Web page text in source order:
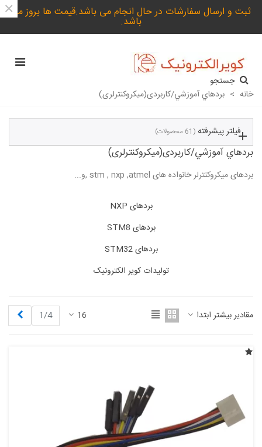
ثبت و ارسال سفارشات در حال انجام می باشد.قیمت ها بروز می
باشد.
×
جستجو
خانه > بردهاي آموزشي/کاربردی(میکروکنترلری)
فیلتر پیشرفته (61 محصولات)
بردهاي آموزشي/کاربردی(میکروکنترلری)
بردهای میکروکنترلر خانواده های stm , nxp ,atmel ,و...
ادامه مطلب
بردهای NXP
بردهای STM8
بردهای STM32
تولیدات کویر الکترونیک
مقادیر بیشتر ابتدا 16
1/4